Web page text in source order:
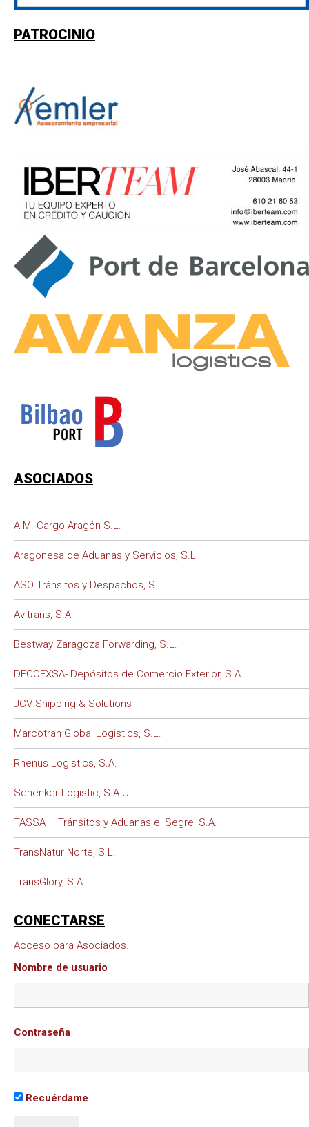
PATROCINIO
ASOCIADOS
A.M. Cargo Aragón S.L.
Aragonesa de Aduanas y Servicios, S.L.
ASO Tránsitos y Despachos, S.L.
Avitrans, S.A.
Bestway Zaragoza Forwarding, S.L.
DECOEXSA- Depósitos de Comercio Exterior, S.A.
JCV Shipping & Solutions
Marcotran Global Logistics, S.L.
Rhenus Logistics, S.A.
Schenker Logistic, S.A.U.
TASSA – Tránsitos y Aduanas el Segre, S.A.
TransNatur Norte, S.L.
TransGlory, S.A.
CONECTARSE
Acceso para Asociados.
Nombre de usuario
Contraseña
Recuérdame